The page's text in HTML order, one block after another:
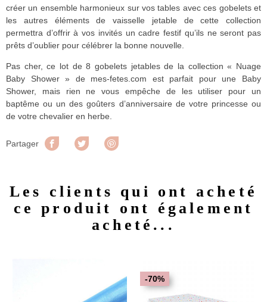
créer un ensemble harmonieux sur vos tables avec ces gobelets et
les autres éléments de vaisselle jetable de cette collection
permettra d’offrir à vos invités un cadre festif qu’ils ne seront pas
prêts d’oublier pour célébrer la bonne nouvelle.
Pas cher, ce lot de 8 gobelets jetables de la collection « Nuage
Baby Shower » de mes-fetes.com est parfait pour une Baby
Shower, mais rien ne vous empêche de les utiliser pour un
baptême ou un des goûters d’anniversaire de votre princesse ou
de votre chevalier en herbe.
Partager Partager Tweet
Les clients qui ont acheté
ce produit ont également
acheté...
-70%